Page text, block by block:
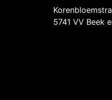
5741 VV Beek